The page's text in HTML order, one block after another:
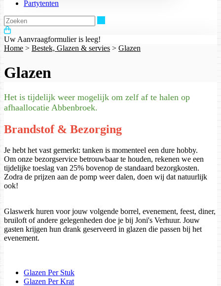
Partytenten
Uw Aanvraagformulier is leeg!
Home > Bestek, Glazen & servies > Glazen
Glazen
Het is tijdelijk weer mogelijk om zelf af te halen op
afhaallocatie Abbenbroek.
Brandstof & Bezorging
Je hebt het vast gemerkt: tanken is momenteel een dure hobby.
Om onze bezorgservice betrouwbaar te houden, rekenen we een
tijdelijke toeslag van 25% bovenop de standaard bezorgkosten.
Zodra de prijzen aan de pomp weer dalen, doen wij dat natuurlijk
ook!
Glaswerk huren voor jouw volgende borrel, evenement, feest, diner,
bruiloft of andere gelegenheden doe je bij Joni's Verhuur. Jouw
gasten krijgen hun drank geserveerd in glazen die passen bij het
evenement.
Glazen Per Stuk
Glazen Per Krat